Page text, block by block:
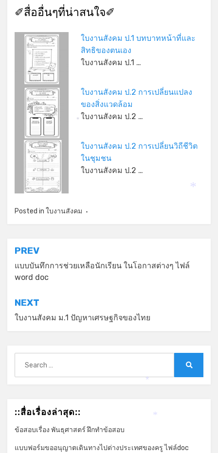
✐สื่ออื่นๆที่น่าสนใจ✐
ใบงานสังคม ป.1 บทบาทหน้าที่และ
สิทธิของตนเอง
ใบงานสังคม ป.1 …
ใบงานสังคม ป.2 การเปลี่ยนแปลง
ของสิ่งแวดล้อม
ใบงานสังคม ป.2 …
ใบงานสังคม ป.2 การเปลี่ยนวิถีชีวิต
ในชุมชน
ใบงานสังคม ป.2 …
Posted in ใบงานสังคม
แนะแนว
เรื่อง
PREV
แบบบันทึกการช่วยเหลือนักเรียน ในโอกาสต่างๆ ไฟล์
word doc
NEXT
ใบงานสังคม ม.1 ปัญหาเศรษฐกิจของไทย
for:
::สื่อเรื่องล่าสุด::
ข้อสอบเรื่อง พันธุศาสตร์ ฝึกทำข้อสอบ
แบบฟอร์มขออนุญาตเดินทางไปต่างประเทศของครู ไฟล์doc